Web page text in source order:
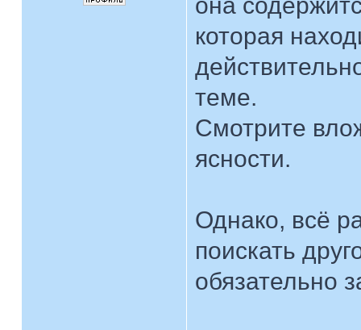
которая
теме.
Смотрите
ясности.
Однако, всё
поискать
обязательно